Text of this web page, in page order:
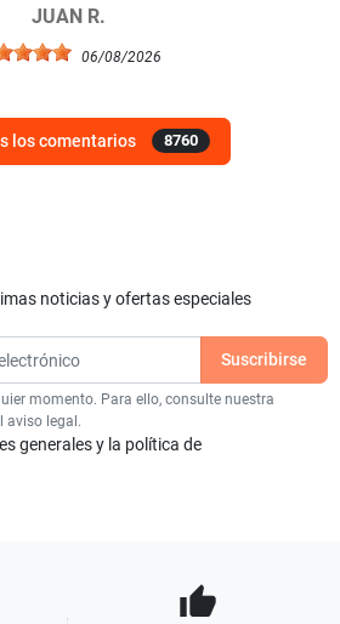
JUAN R.
06/08/2026
los comentarios 8760
noticias y ofertas especiales
momento. Para ello, consulte nuestra
aviso legal.
generales y la política de
thumb_up